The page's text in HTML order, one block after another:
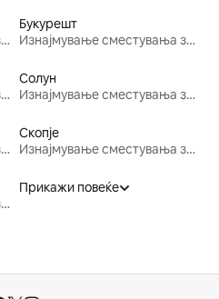
Изнајмување сместувања за одмор
Букурешт
Изнајмување сместувања за одмор
Изнајмување сместувања за одмор
Солун
Изнајмување сместувања за одмор
Изнајмување сместувања за одмор
Скопје
Изнајмување сместувања за одмор
Изнајмување сместувања за одмор
Прикажи повеќе